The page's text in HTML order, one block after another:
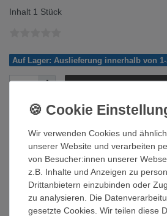
Inhalt 1 Stück
Auf Lager: Auslieferung innerhalb von
Wunschliste
* inkl. ges. MwSt. zzgl. Versandkosten
Wir verwenden Cookies und
unserer Website und verarbeiten
von Besucher:innen unserer
z.B. Inhalte und Anzeigen zu
Drittanbietern einzubinden oder
zu analysieren. Die
gesetzte Cookies. Wir teilen diese